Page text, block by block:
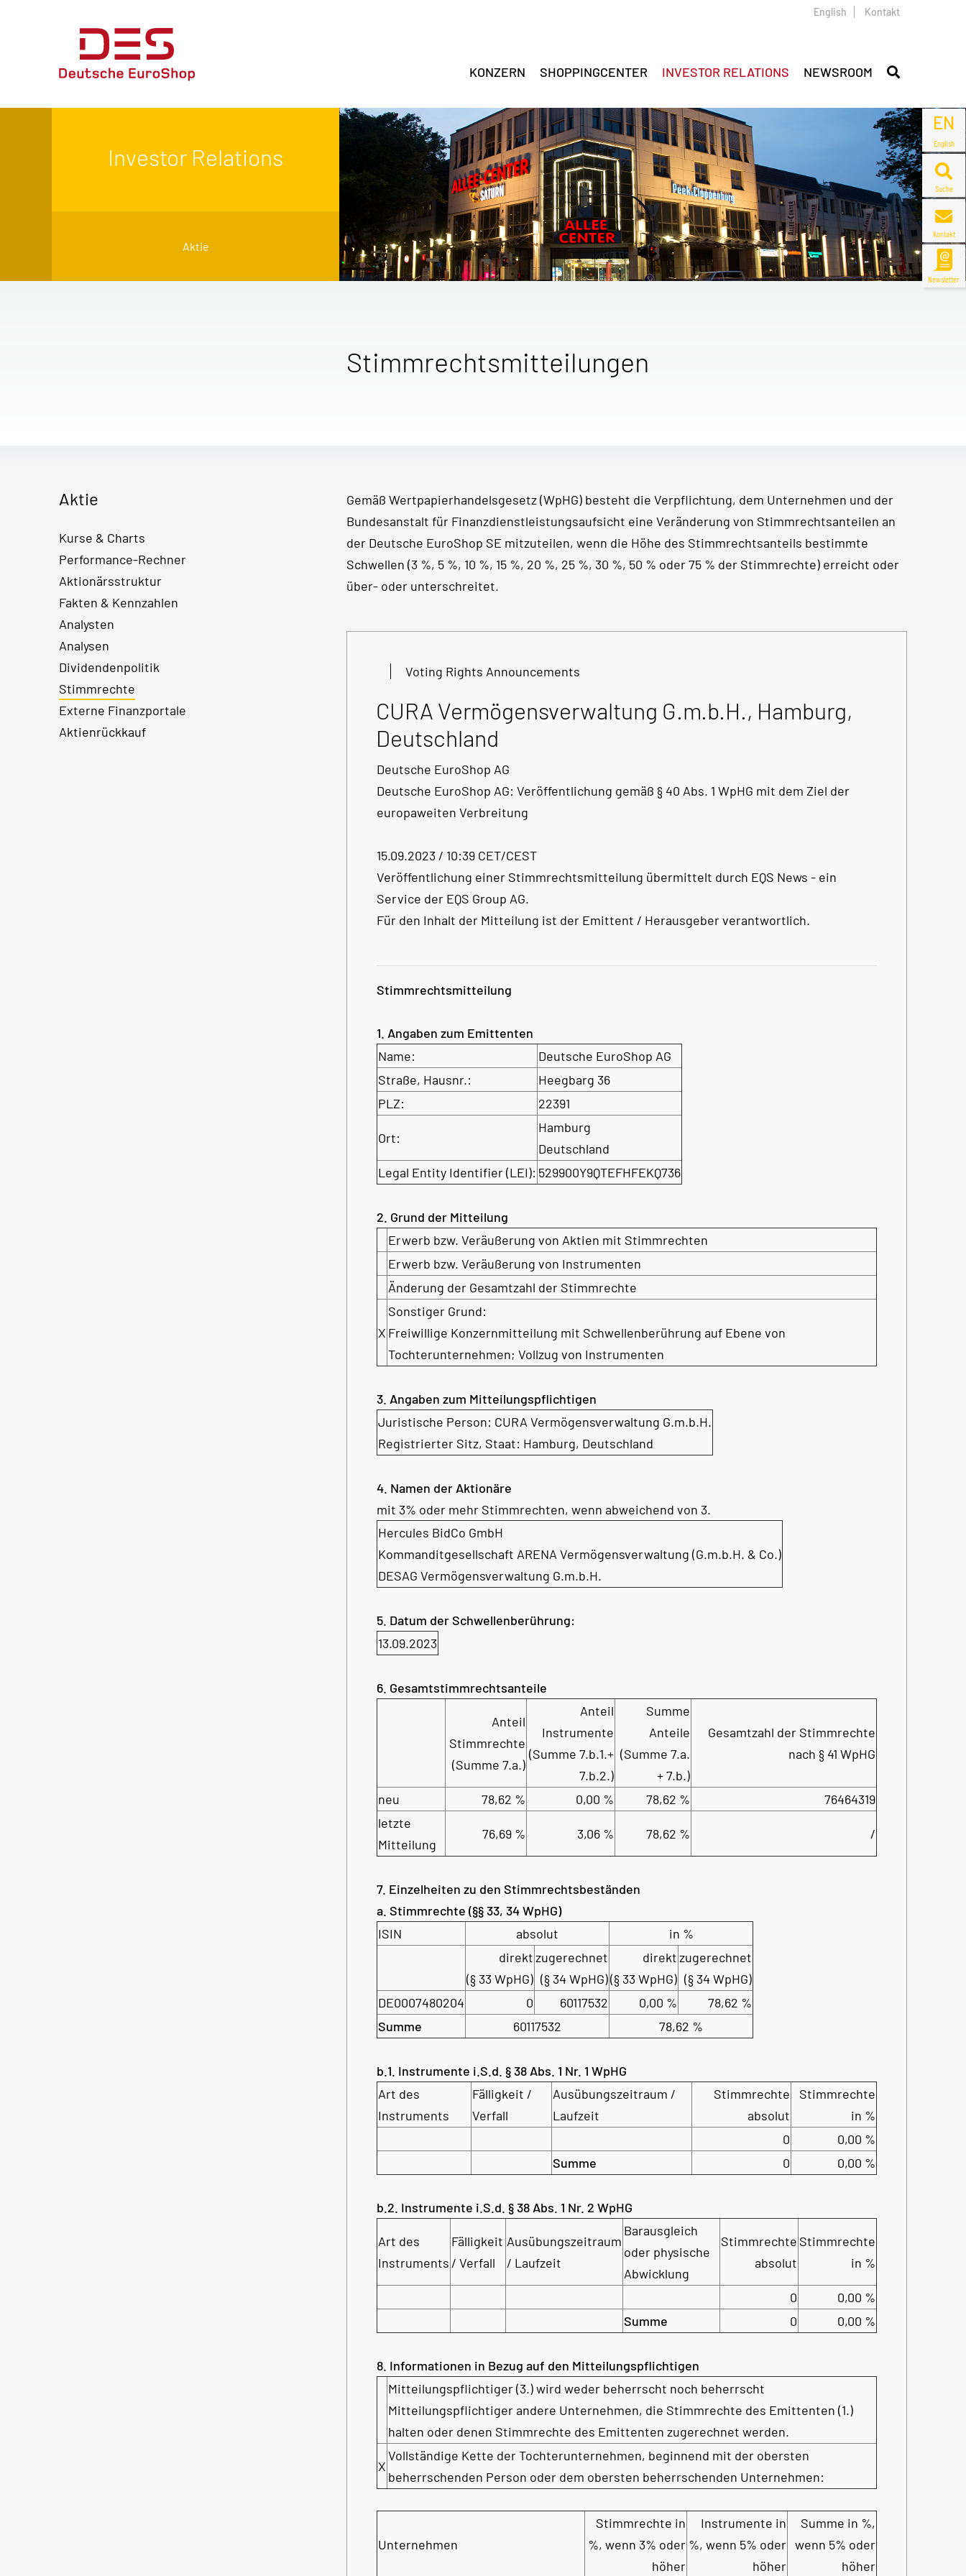
EN
English
Suche
Kontakt
Newsletter
English Kontakt
KONZERN SHOPPINGCENTER INVESTOR RELATIONS NEWSROOM
Investor Relations
Aktie
Stimmrechtsmitteilungen
Aktie
Kurse & Charts
Performance-Rechner
Aktionärsstruktur
Fakten & Kennzahlen
Analysten
Analysen
Dividendenpolitik
Stimmrechte
Externe Finanzportale
Aktienrückkauf
Gemäß Wertpapierhandelsgesetz (WpHG) besteht die Verpflichtung, dem Unternehmen und der
Bundesanstalt für Finanzdienstleistungsaufsicht eine Veränderung von Stimmrechtsanteilen an
der Deutsche EuroShop SE mitzuteilen, wenn die Höhe des Stimmrechtsanteils bestimmte
Schwellen (3 %, 5 %, 10 %, 15 %, 20 %, 25 %, 30 %, 50 % oder 75 % der Stimmrechte) erreicht oder
über- oder unterschreitet.
Voting Rights Announcements
CURA Vermögensverwaltung G.m.b.H., Hamburg,
Deutschland
Deutsche EuroShop AG
Deutsche EuroShop AG: Veröffentlichung gemäß § 40 Abs. 1 WpHG mit dem Ziel der
europaweiten Verbreitung
15.09.2023 / 10:39 CET/CEST
Veröffentlichung einer Stimmrechtsmitteilung übermittelt durch EQS News - ein
Service der EQS Group AG.
Für den Inhalt der Mitteilung ist der Emittent / Herausgeber verantwortlich.
Stimmrechtsmitteilung
1. Angaben zum Emittenten
Name:
Deutsche EuroShop AG
Straße, Hausnr.:
Heegbarg 36
PLZ:
22391
Ort:
Hamburg
Deutschland
Legal Entity Identifier (LEI): 529900Y9QTEFHFEKQ736
2. Grund der Mitteilung
Erwerb bzw. Veräußerung von Aktien mit Stimmrechten
Erwerb bzw. Veräußerung von Instrumenten
Änderung der Gesamtzahl der Stimmrechte
X
Sonstiger Grund:
Freiwillige Konzernmitteilung mit Schwellenberührung auf Ebene von
Tochterunternehmen; Vollzug von Instrumenten
3. Angaben zum Mitteilungspflichtigen
Juristische Person: CURA Vermögensverwaltung G.m.b.H.
Registrierter Sitz, Staat: Hamburg, Deutschland
4. Namen der Aktionäre
mit 3% oder mehr Stimmrechten, wenn abweichend von 3.
Hercules BidCo GmbH
Kommanditgesellschaft ARENA Vermögensverwaltung (G.m.b.H. & Co.)
DESAG Vermögensverwaltung G.m.b.H.
5. Datum der Schwellenberührung:
13.09.2023
6. Gesamtstimmrechtsanteile
Anteil
Stimmrechte
(Summe 7.a.)
Anteil
Instrumente
(Summe 7.b.1.+
7.b.2.)
Summe
Anteile
(Summe 7.a.
+ 7.b.)
Gesamtzahl der Stimmrechte
nach § 41 WpHG
neu 78,62 % 0,00 % 78,62 %
76464319
letzte
Mitteilung
76,69 % 3,06 % 78,62 % /
7. Einzelheiten zu den Stimmrechtsbeständen
a. Stimmrechte (§§ 33, 34 WpHG)
ISIN
absolut
in %
direkt
(§ 33 WpHG)
zugerechnet
(§ 34 WpHG)
direkt
(§ 33 WpHG)
zugerechnet
(§ 34 WpHG)
DE0007480204
0 60117532 0,00 %
78,62 %
Summe
60117532 78,62 %
b.1. Instrumente i.S.d. § 38 Abs. 1 Nr. 1 WpHG
Art des
Instruments
Fälligkeit /
Verfall
Ausübungszeitraum /
Laufzeit
Stimmrechte
absolut
Stimmrechte
in %
0
0,00 %
Summe
0 0,00 %
b.2. Instrumente i.S.d. § 38 Abs. 1 Nr. 2 WpHG
Art des
Instruments
Fälligkeit
/ Verfall
Ausübungszeitraum
/ Laufzeit
Barausgleich
oder physische
Abwicklung
Stimmrechte
absolut
Stimmrechte
in %
0
0,00 %
Summe
0 0,00 %
8. Informationen in Bezug auf den Mitteilungspflichtigen
Mitteilungspflichtiger (3.) wird weder beherrscht noch beherrscht
Mitteilungspflichtiger andere Unternehmen, die Stimmrechte des Emittenten (1.)
halten oder denen Stimmrechte des Emittenten zugerechnet werden.
X
Vollständige Kette der Tochterunternehmen, beginnend mit der obersten
beherrschenden Person oder dem obersten beherrschenden Unternehmen:
Unternehmen
Stimmrechte in
%, wenn 3% oder
höher
Instrumente in
%, wenn 5% oder
höher
Summe in %,
wenn 5% oder
höher